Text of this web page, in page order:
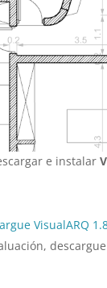
e instalar
VisualARQ